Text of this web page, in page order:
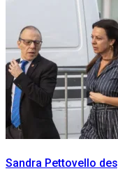
Sandra Pettovello